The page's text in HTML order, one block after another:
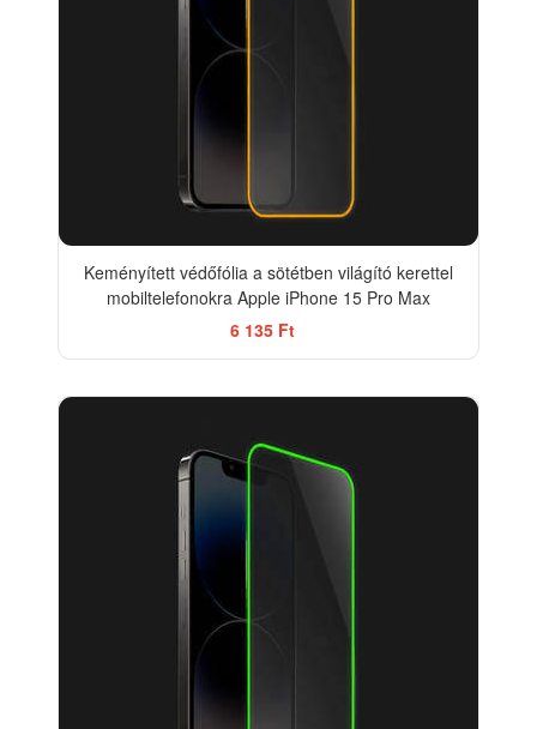
Keményített védőfólia a sötétben világító kerettel
mobiltelefonokra Apple iPhone 15 Pro Max
6 135 Ft